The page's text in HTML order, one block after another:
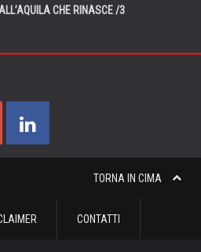
CHE RINASCE /3
TORNA IN CIMA
CONTATTI